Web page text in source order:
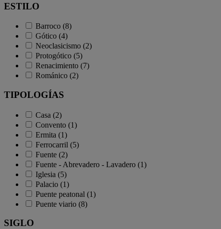
ESTILO
Barroco (8)
Gótico (4)
Neoclasicismo (2)
Protogótico (5)
Renacimiento (7)
Románico (2)
TIPOLOGÍAS
Casa (2)
Convento (1)
Ermita (1)
Ferrocarril (5)
Fuente (2)
Fuente - Abrevadero - Lavadero (1)
Iglesia (5)
Palacio (1)
Puente peatonal (1)
Puente viario (8)
SIGLO